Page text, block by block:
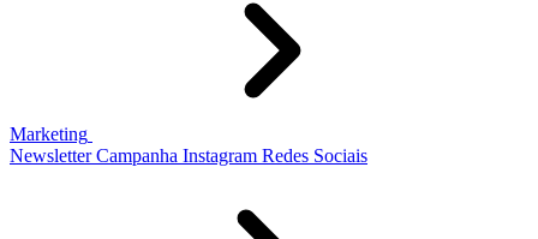
Marketing
Newsletter Campanha Instagram Redes Sociais